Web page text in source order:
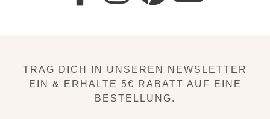
TRAG DICH IN UNSEREN NEWSLETTER
EIN & ERHALTE 5€ RABATT AUF EINE
BESTELLUNG.